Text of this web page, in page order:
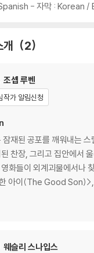
- 자막 : Korean
개 2
조셉 루벤
작가 알림신청
잠재된 공포를 깨워내는
찬장, 그리고 집안에서
화들이 외계괴물에서나
한 아이(The Good
웨슬리 스나입스